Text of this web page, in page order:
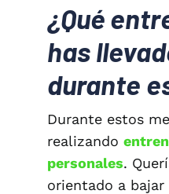
¿Qué
has
durante
Durante estos
realizando
personales.
orientado a